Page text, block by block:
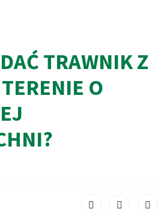
TRAWNIK Z
O